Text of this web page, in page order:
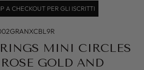
A CHECKOUT PER GLI ISCRITTI
MINI CIRCLES
GOLD AND